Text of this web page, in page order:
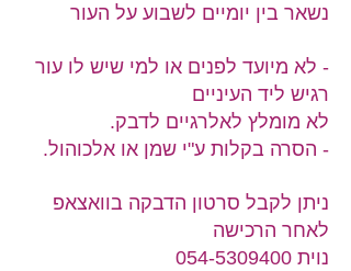
נשאר בין יומיים לשבוע על העור
- לא מיועד לפנים או למי שיש לו עור
רגיש ליד העיניים
לא מומלץ לאלרגיים לדבק.
- הסרה בקלות ע"י שמן או אלכוהול.
ניתן לקבל סרטון הדבקה בוואצאפ
לאחר הרכישה
נוית 054-5309400